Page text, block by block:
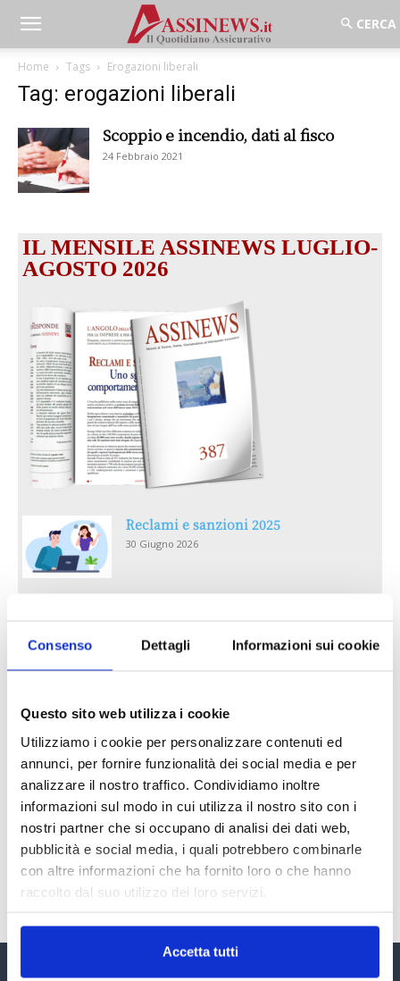
Consenso Dettagli Informazioni sui cookie
Questo sito web utilizza i cookie
Utilizziamo i cookie per personalizzare contenuti ed
annunci, per fornire funzionalità dei social media e per
analizzare il nostro traffico. Condividiamo inoltre
informazioni sul modo in cui utilizza il nostro sito con i
nostri partner che si occupano di analisi dei dati web,
pubblicità e social media, i quali potrebbero combinarle
con altre informazioni che ha fornito loro o che hanno
raccolto dal suo utilizzo dei loro servizi.
Accetta tutti
Home Tags Erogazioni liberali
Tag: erogazioni liberali
Scoppio e incendio, dati al fisco
24 Febbraio 2021
IL MENSILE ASSINEWS LUGLIO-
AGOSTO 2026
Reclami e sanzioni 2025
30 Giugno 2026
30 Giugno 2026
30 Giugno 2026
PREMI 2025. I TOP TEN
30 Giugno 2026
TUTTI GLI ARTICOLI DEL MESE